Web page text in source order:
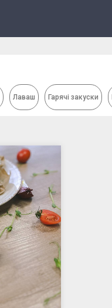
Лаваш Гарячі закуски